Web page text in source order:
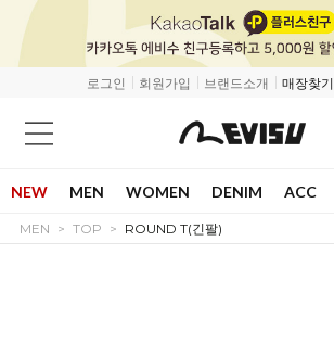
로그인 회원가입 브랜드소개 매장찾기
NEW MEN WOMEN DENIM ACC
MEN TOP ROUND T(긴팔)